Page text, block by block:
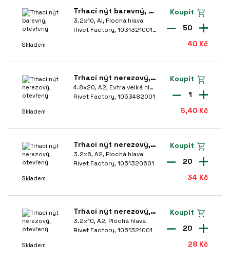
4.8mm
(13)
(301)
SÍLA SPOJOVANÉHO MATERIÁLU
- mm
SÍLA SPOJOVANÉHO MATERIÁLU
Trhací nýt barevný, otevřený
3.2x10, Al, Plochá hlava
Rivet Factory, 1031321001-9005
40 Kč
Skladem
50
Koupit
Trhací nýt nerezový, otevřený
4.8x20, A2, Extra velká hlava
Rivet Factory, 1053482001
5,40 Kč
Skladem
1
Koupit
Trhací nýt nerezový, otevřený
3.2x6, A2, Plochá hlava
Rivet Factory, 1051320601
34 Kč
Skladem
20
Koupit
Trhací nýt nerezový, otevřený
3.2x10, A2, Plochá hlava
Rivet Factory, 1051321001
28 Kč
Skladem
20
Koupit